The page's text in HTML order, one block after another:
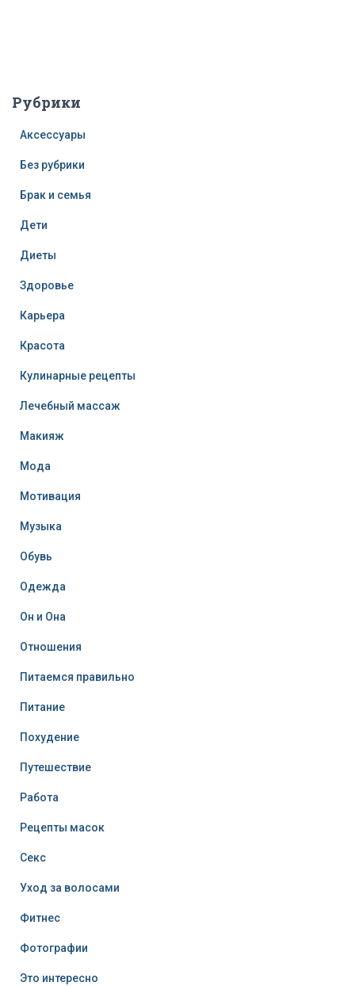
Рубрики
Аксессуары
Без рубрики
Брак и семья
Дети
Диеты
Здоровье
Карьера
Красота
Кулинарные рецепты
Лечебный массаж
Макияж
Мода
Мотивация
Музыка
Обувь
Одежда
Он и Она
Отношения
Питаемся правильно
Питание
Похудение
Путешествие
Работа
Рецепты масок
Секс
Уход за волосами
Фитнес
Фотографии
Это интересно